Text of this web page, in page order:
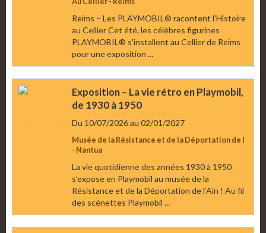
Reims – Les PLAYMOBIL® racontent l'Histoire
au Cellier Cet été, les célèbres figurines
PLAYMOBIL® s'installent au Cellier de Reims
pour une exposition ...
Exposition – La vie rétro en Playmobil,
de 1930 à 1950
Du 10/07/2026au 02/01/2027
Musée de la Résistance et de la Déportation de l
- Nantua
La vie quotidienne des années 1930 à 1950
s’expose en Playmobil au musée de la
Résistance et de la Déportation de l’Ain ! Au fil
des scénettes Playmobil ...